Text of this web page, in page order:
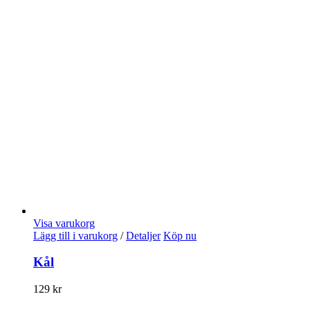
Visa varukorg
Lägg till i varukorg / Detaljer Köp nu
Kål
129 kr